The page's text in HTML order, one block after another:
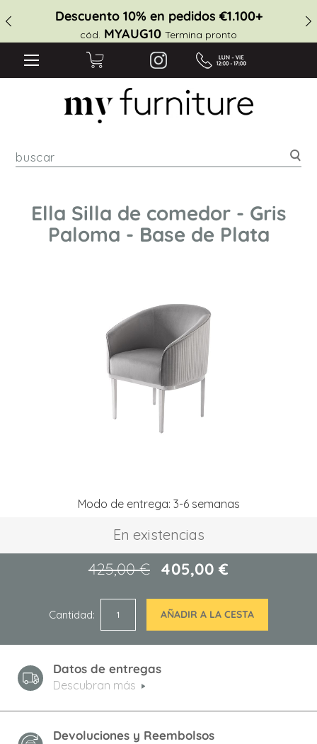
Descuento 10% en pedidos €1.100+
cód. MYAUG10 Termina pronto
Ella Silla de comedor - Gris
Paloma - Base de Plata
Modo de entrega: 3-6 semanas
En existencias
405,00 €
425,00 €
Cantidad AÑADIR A LA CESTA
Datos de entregas
Descubran más
Devoluciones y Reembolsos